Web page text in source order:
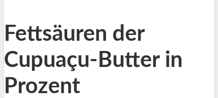
Fettsäuren der
Cupuaçu-Butter in
Prozent